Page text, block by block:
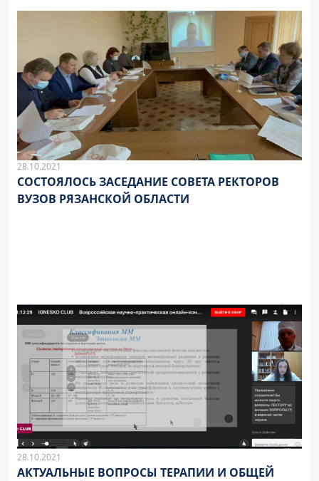
28.10.2021
СОСТОЯЛОСЬ ЗАСЕДАНИЕ СОВЕТА РЕКТОРОВ
ВУЗОВ РЯЗАНСКОЙ ОБЛАСТИ
28.10.2021
АКТУАЛЬНЫЕ ВОПРОСЫ ТЕРАПИИ И ОБЩЕЙ